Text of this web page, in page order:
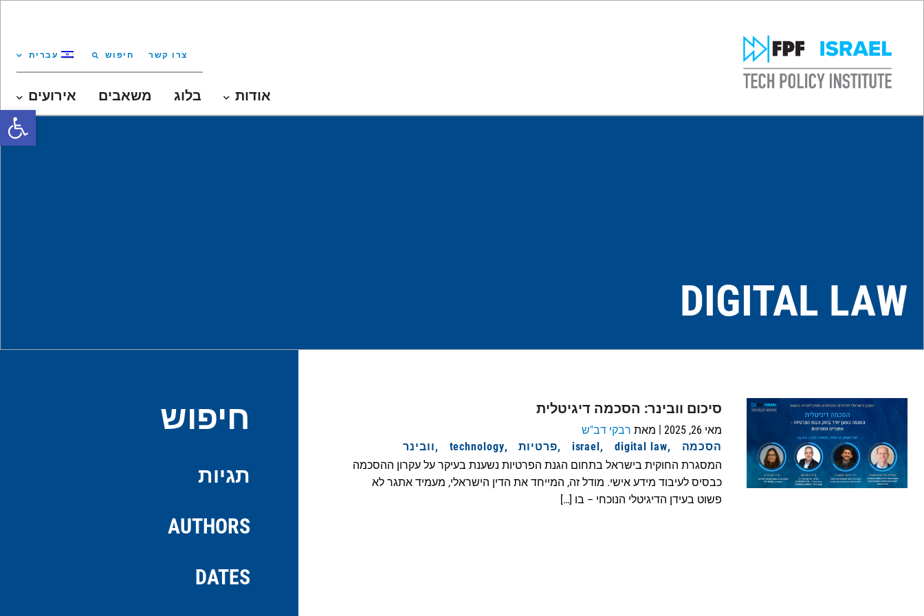
צרו קשר חיפוש עִברִית
אודות בלוג משאבים אירועים
DIGITAL LAW
סיכום וובינר: הסכמה דיגיטלית
מאי 26, 2025 | מאת רבקי דב"ש
הסכמה
digital law
israel פרטיות technology
וובינר
המסגרת החוקית בישראל בתחום הגנת הפרטיות נשענת בעיקר על עקרון ההסכמה
כבסיס לעיבוד מידע אישי. מודל זה, המייחד את הדין הישראלי, מעמיד אתגר לא
פשוט בעידן הדיגיטלי הנוכחי – בו […]
חיפוש
תגיות
AUTHORS
DATES